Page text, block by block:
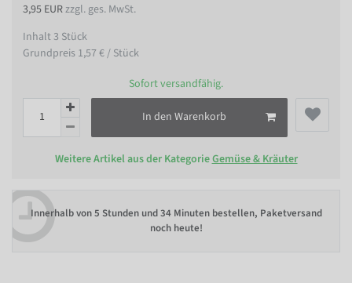
3,95 EURzzgl. ges. MwSt.
Inhalt3 Stück
Grundpreis 1,57 € / Stück
Sofort versandfähig.
In den Warenkorb
Weitere Artikel aus der KategorieGemüse & Kräuter
Innerhalb von5 Stunden und 34 Minuten bestellen, Paketversand
noch heute!